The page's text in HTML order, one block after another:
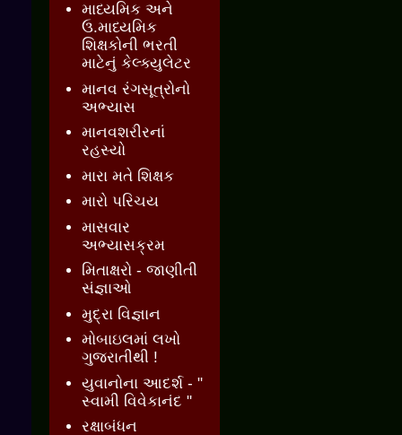
માધ્યમિક અને
ઉ.માધ્યમિક
શિક્ષકોની ભરતી
માટેનું કેલ્ક્યુલેટર
માનવ રંગસૂત્રોનો
અભ્યાસ
માનવશરીરનાં
રહસ્યો
મારા મતે શિક્ષક
મારો પરિચય
માસવાર
અભ્યાસક્રમ
મિતાક્ષરો - જાણીતી
સંજ્ઞાઓ
મુદ્રા વિજ્ઞાન
મોબાઇલમાં લખો
ગુજરાતીથી !
યુવાનોના આદર્શ - "
સ્વામી વિવેકાનંદ "
રક્ષાબંધન